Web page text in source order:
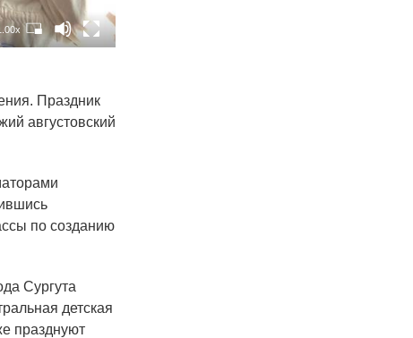
Праздник
августовский
по созданию
Сургута
детская
празднуют